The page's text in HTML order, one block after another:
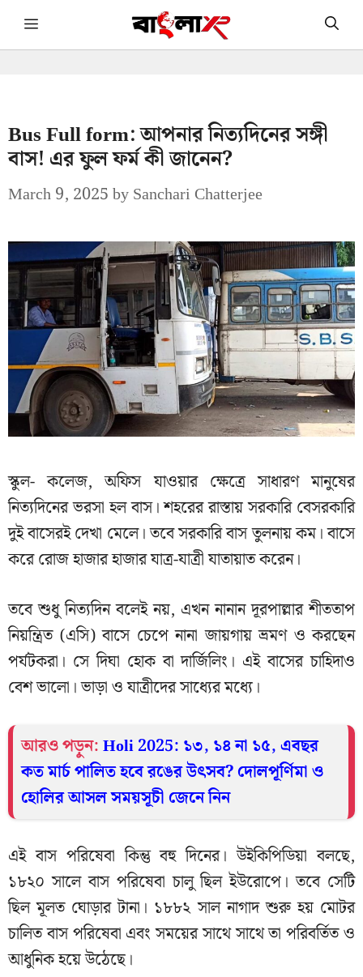
Skip Menu
Bus Full form: আপনার নিত্যদিনের সঙ্গী
বাস! এর ফুল ফর্ম কী জানেন?
March 9, 2025bySanchari Chatterjee
স্কুল- কলেজ, অফিস যাওয়ার ক্ষেত্রে সাধারণ মানুষের
নিত্যদিনের ভরসা হল বাস। শহরের রাস্তায় সরকারি বেসরকারি
দুই বাসেরই দেখা মেলে। তবে সরকারি বাস তুলনায় কম। বাসে
করে রোজ হাজার হাজার যাত্র-যাত্রী যাতায়াত করেন।
তবে শুধু নিত্যদিন বলেই নয়, এখন নানান দূরপাল্লার শীততাপ
নিয়ন্ত্রিত (এসি) বাসে চেপে নানা জায়গায় ভ্রমণ ও করছেন
পর্যটকরা। সে দিঘা হোক বা দার্জিলিং। এই বাসের চাহিদাও
বেশ ভালো। ভাড়া ও যাত্রীদের সাধ্যের মধ্যে।
আরও পড়ুন:Holi 2025: ১৩, ১৪ না ১৫, এবছর
কত মার্চ পালিত হবে রঙের উৎসব? দোলপূর্ণিমা ও
হোলির আসল সময়সূচী জেনে নিন
এই বাস পরিষেবা কিন্তু বহু দিনের। উইকিপিডিয়া বলছে,
১৮২০ সালে বাস পরিষেবা চালু ছিল ইউরোপে। তবে সেটি
ছিল মূলত ঘোড়ার টানা। ১৮৮২ সাল নাগাদ শুরু হয় মোটর
চালিত বাস পরিষেবা এবং সময়ের সাথে সাথে তা পরিবর্তিত ও
আধুনিক হয়ে উঠেছে।